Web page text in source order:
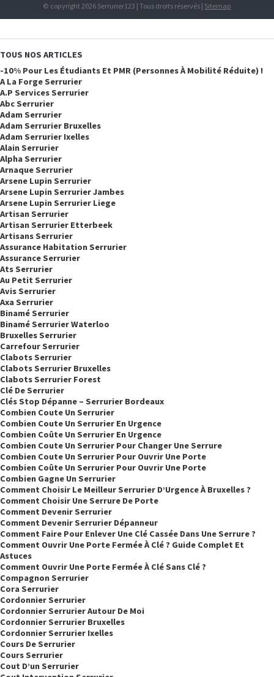
© copyright 2026 Serrurier123 | Tous droits réservés | Sitemap
TOUS NOS ARTICLES
-10% Pour Les Étudiants Et PMR (personnes À Mobilité Réduite) !
A La Forge Serrurier
A.p Services Serrurier
Abc Serrurier
Adam Serrurier
Adam Serrurier Bruxelles
Adam Serrurier Ixelles
Alain Serrurier
Alpha Serrurier
Arnaque Serrurier
Arsene Lupin Serrurier
Arsene Lupin Serrurier Jambes
Arsene Lupin Serrurier Liege
Artisan Serrurier
Artisan Serrurier Etterbeek
Artisans Serrurier
Assurance Habitation Serrurier
Assurance Serrurier
Ats Serrurier
Au Petit Serrurier
Avis Serrurier
Axa Serrurier
Binamé Serrurier
Binamé Serrurier Waterloo
Bruxelles Serrurier
Carrefour Serrurier
Clabots Serrurier
Clabots Serrurier Bruxelles
Clabots Serrurier Forest
Clé De Serrurier
Clés Stop Dépanne – Serrurier Bordeaux
Combien Coute Un Serrurier
Combien Coute Un Serrurier En Urgence
Combien Coûte Un Serrurier En Urgence
Combien Coute Un Serrurier Pour Changer Une Serrure
Combien Coute Un Serrurier Pour Ouvrir Une Porte
Combien Coûte Un Serrurier Pour Ouvrir Une Porte
Combien Gagne Un Serrurier
Comment Choisir Le Meilleur Serrurier D’Urgence À Bruxelles ?
Comment Choisir Une Serrure De Porte
Comment Devenir Serrurier
Comment Devenir Serrurier Dépanneur
Comment Faire Pour Enlever Une Clé Cassée Dans Une Serrure ?
Comment Ouvrir Une Porte Fermée À Clé ? Guide Complet Et
Astuces
Comment Ouvrir Une Porte Fermée À Clé Sans Clé ?
Compagnon Serrurier
Cora Serrurier
Cordonnier Serrurier
Cordonnier Serrurier Autour De Moi
Cordonnier Serrurier Bruxelles
Cordonnier Serrurier Ixelles
Cours De Serrurier
Cours Serrurier
Cout D’un Serrurier